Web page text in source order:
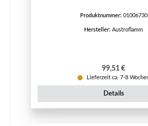
Produktnummer: 01006730
Hersteller: Austroflamm
Regulärer Preis:
99,51 €
Lieferzeit ca. 7-8
Details